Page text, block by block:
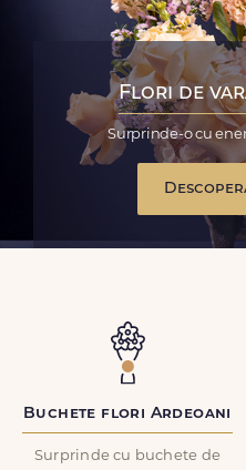
Flori de
Surprinde-o cu
Buchete flori Ardeoani
Surprinde cu buchete de